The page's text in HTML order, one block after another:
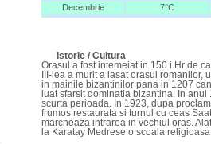
Decembrie
7°C
Istorie / Cultura
Orasul a fost intemeiat in 150 i.Hr de
III-lea a murit a lasat orasul
in mainile bizantinilor pana in 1207
luat sfarsit dominatia bizantina. In
scurta perioada. In 1923, dupa
frumos restaurata si turnul cu ceas
marcheaza intrarea in vechiul oras.
la Karatay Medrese o scoala